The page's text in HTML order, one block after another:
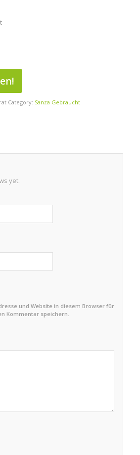
Category: Sanza Gebraucht
yet.
und Website in diesem Browser für
Kommentar speichern.